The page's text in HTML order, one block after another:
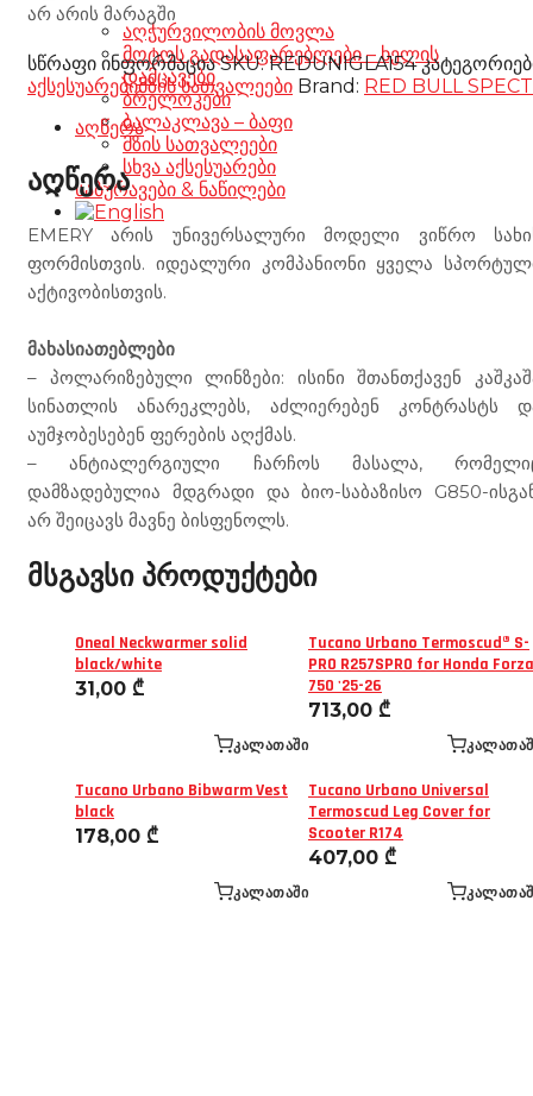
აღჭურვილობის მოვლა
მოტოს გადასაფარებლები – ხელის
დამცავები
ბრელოკები
ბალაკლავა – ბაფი
მზის სათვალეები
სხვა აქსესუარები
საბურავები & ნაწილები
არ არის მარაგში
სწრაფი ინფორმაცია SKU:REDUNIGLA154
აქსესუარებიმზის სათვალეები Brand: RED BULL SPECT
აღწერა
აღწერა
EMERY არის უნივერსალური მოდელი ვიწრო
ფორმისთვის. იდეალური კომპანიონი ყველა
აქტივობისთვის.
მახასიათებლები
– პოლარიზებული ლინზები: ისინი შთანთქავენ
სინათლის ანარეკლებს, აძლიერებენ კონტრასტს
აუმჯობესებენ ფერების აღქმას.
– ანტიალერგიული ჩარჩოს მასალა,
დამზადებულია მდგრადი და ბიო-საბაზისო G850-
არ შეიცავს მავნე ბისფენოლს.
მსგავსი პროდუქტები
Oneal Neckwarmer solid
black/white
31,00 ₾
ᲙᲐᲚᲐᲗᲐᲨᲘ
Tucano Urbano Termoscud® S-
PRO R257SPRO for Honda Forza
750 '25-26
713,00 ₾
Tucano Urbano Bibwarm Vest
black
178,00 ₾
ᲙᲐᲚᲐᲗᲐᲨᲘ
Tucano Urbano Universal
Termoscud Leg Cover for
Scooter R174
407,00 ₾